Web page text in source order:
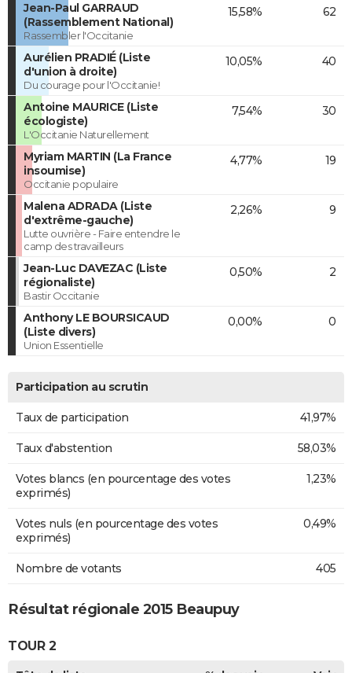
Jean-Paul GARRAUD
(Rassemblement National)
Rassembler l'Occitanie
15,58% 62
Aurélien PRADIÉ (Liste
d'union à droite)
Du courage pour l'Occitanie!
10,05% 40
Antoine MAURICE (Liste
écologiste)
L'Occitanie Naturellement
7,54% 30
Myriam MARTIN (La France
insoumise)
Occitanie populaire
4,77% 19
Malena ADRADA (Liste
d'extrême-gauche)
Lutte ouvrière - Faire entendre le
camp des travailleurs
2,26% 9
Jean-Luc DAVEZAC (Liste
régionaliste)
Bastir Occitanie
0,50% 2
Anthony LE BOURSICAUD
(Liste divers)
Union Essentielle
0,00% 0
Participation au scrutin
Taux de participation 41,97%
Taux d'abstention 58,03%
Votes blancs (en pourcentage des votes
exprimés)
1,23%
Votes nuls (en pourcentage des votes
exprimés)
0,49%
Nombre de votants 405
Résultat régionale 2015 Beaupuy
TOUR 2